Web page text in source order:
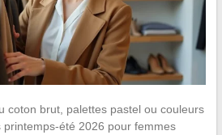
coton brut, palettes pastel ou couleurs
été 2026 pour femmes